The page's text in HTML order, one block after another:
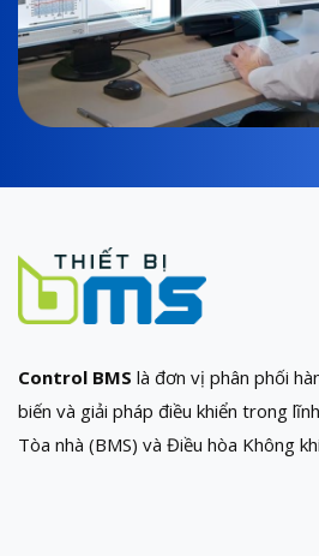
Control BMS là đơn vị phân phối
biến và giải pháp điều khiển trong
Tòa nhà (BMS) và Điều hòa Không